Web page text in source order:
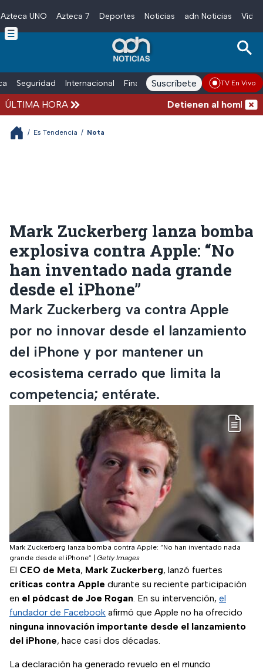
Skip to main content
Azteca UNO Azteca 7 Deportes Noticias adn Noticias
Seguridad Internacional Finanzas adn Noticias Radio
Suscríbete TV En Vivo
ÚLTIMA HORA Detienen al hombre
/ Es Tendencia / Nota
Mark Zuckerberg lanza bomba
explosiva contra Apple: “No
han inventado nada grande
desde el iPhone”
Mark Zuckerberg va contra Apple
por no innovar desde el lanzamiento
del iPhone y por mantener un
ecosistema cerrado que limita la
competencia; entérate.
Mark Zuckerberg lanza bomba contra Apple: “No han inventado nada
grande desde el iPhone”
Getty Images
El CEO de Meta, Mark Zuckerberg, lanzó fuertes
críticas contra Apple durante su reciente participación
en el pódcast de Joe Rogan. En su intervención, el
fundador de Facebook afirmó que Apple no ha ofrecido
ninguna innovación importante desde el lanzamiento
del iPhone, hace casi dos décadas.
La declaración ha generado revuelo en el mundo